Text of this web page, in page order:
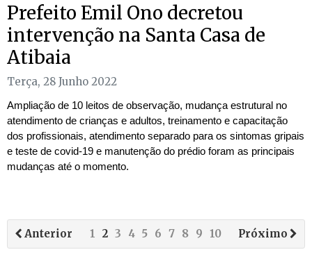
Prefeito Emil Ono decretou
intervenção na Santa Casa de
Atibaia
Terça, 28 Junho 2022
Ampliação de 10 leitos de observação, mudança estrutural no
atendimento de crianças e adultos, treinamento e capacitação
dos profissionais, atendimento separado para os sintomas gripais
e teste de covid-19 e manutenção do prédio foram as principais
mudanças até o momento.
Anterior Próximo
1 2 3 4 5 6 7 8 9 10